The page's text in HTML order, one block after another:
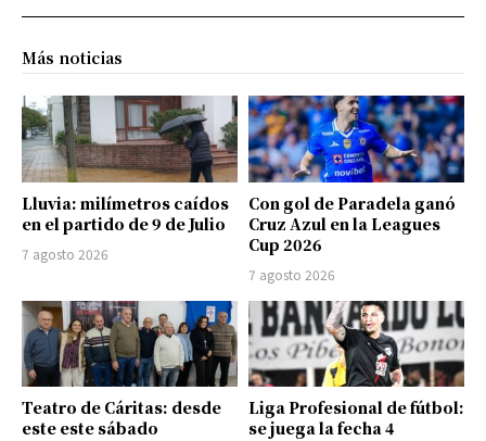
Más noticias
Lluvia: milímetros caídos
en el partido de 9 de Julio
7 agosto 2026
Con gol de Paradela ganó
Cruz Azul en la Leagues
Cup 2026
7 agosto 2026
Teatro de Cáritas: desde
este este sábado
Liga Profesional de fútbol:
se juega la fecha 4